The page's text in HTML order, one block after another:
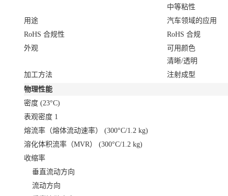
中等粘性
用途
汽车领域的应用
RoHS 合规性
RoHS 合规
外观
可用颜色
清晰/透明
加工方法
注射成型
物理性能
密度 (23°C)
表观密度 1
熔流率（熔体流动速率） (300°C/1.2 kg)
溶化体积流率（MVR） (300°C/1.2 kg)
收缩率
垂直流动方向
流动方向